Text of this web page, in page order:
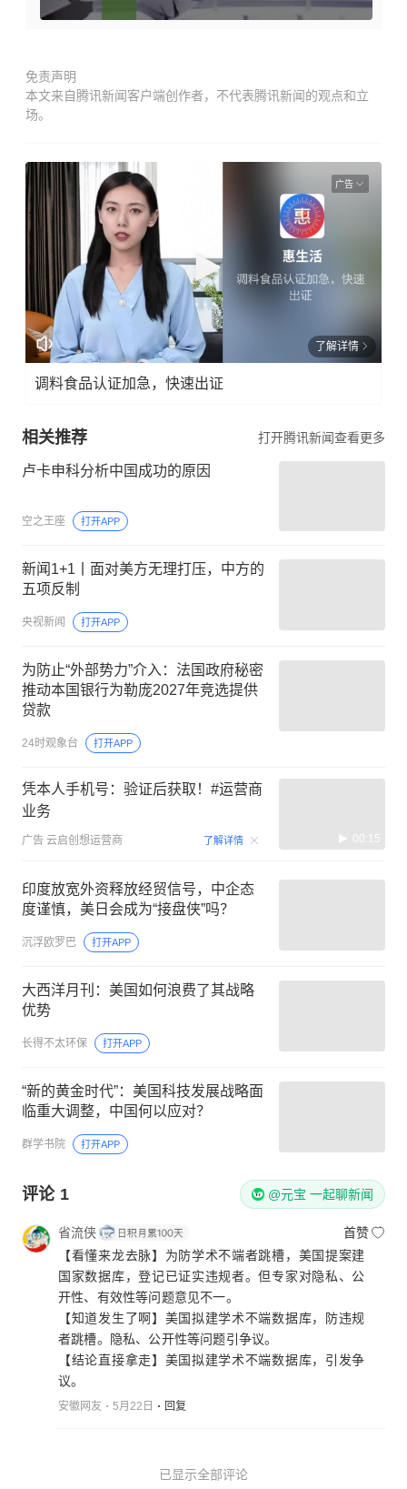
免责声明
本文来自腾讯新闻客户端创作者，不代表腾讯新闻的观点和立
场。
广告
了解详情
调料食品认证加急，快速出证
相关推荐 打开腾讯新闻查看更多
卢卡申科分析中国成功的原因
空之王座 打开APP
新闻1+1丨面对美方无理打压，中方的
五项反制
央视新闻 打开APP
为防止“外部势力”介入：法国政府秘密
推动本国银行为勒庞2027年竞选提供
贷款
24时观象台 打开APP
凭本人手机号：验证后获取！#运营商
业务
广告 云启创想运营商 了解详情 00:15
印度放宽外资释放经贸信号，中企态
度谨慎，美日会成为“接盘侠”吗？
沉浮欧罗巴 打开APP
大西洋月刊：美国如何浪费了其战略
优势
长得不太环保 打开APP
“新的黄金时代”：美国科技发展战略面
临重大调整，中国何以应对？
群学书院 打开APP
评论 1 @元宝 一起聊新闻
省流侠
首赞
【看懂来龙去脉】为防学术不端者跳槽，美国提案建
国家数据库，登记已证实违规者。但专家对隐私、公
开性、有效性等问题意见不一。
【知道发生了啊】美国拟建学术不端数据库，防违规
者跳槽。隐私、公开性等问题引争议。
【结论直接拿走】美国拟建学术不端数据库，引发争
议。
安徽网友 5月22日 回复
已显示全部评论